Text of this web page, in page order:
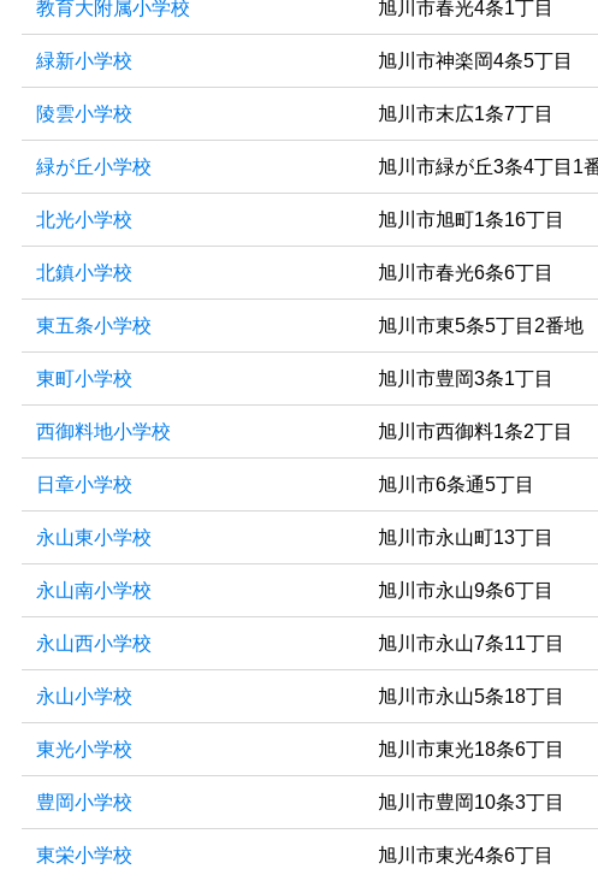
教育大附属小学校 旭川市春光4条1丁目
緑新小学校 旭川市神楽岡4条5丁目
陵雲小学校 旭川市末広1条7丁目
緑が丘小学校 旭川市緑が丘3条4丁目1
北光小学校 旭川市旭町1条16丁目
北鎮小学校 旭川市春光6条6丁目
東五条小学校 旭川市東5条5丁目2番地
東町小学校 旭川市豊岡3条1丁目
西御料地小学校 旭川市西御料1条2丁目
日章小学校 旭川市6条通5丁目
永山東小学校 旭川市永山町13丁目
永山南小学校 旭川市永山9条6丁目
永山西小学校 旭川市永山7条11丁目
永山小学校 旭川市永山5条18丁目
東光小学校 旭川市東光18条6丁目
豊岡小学校 旭川市豊岡10条3丁目
東栄小学校 旭川市東光4条6丁目